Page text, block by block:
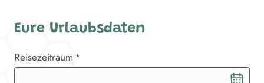
Eure Urlaubsdaten
Reisezeitraum